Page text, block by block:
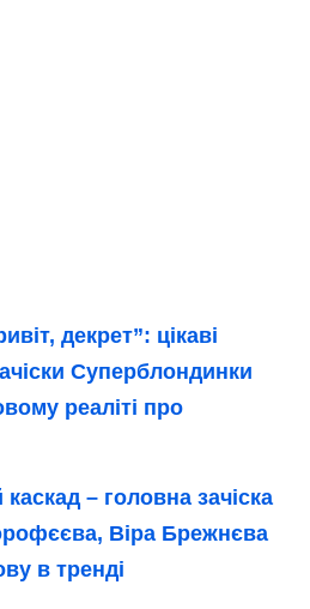
декрет”: цікаві
Суперблондинки
реаліті про
– головна зачіска
Віра Брежнєва
в тренді